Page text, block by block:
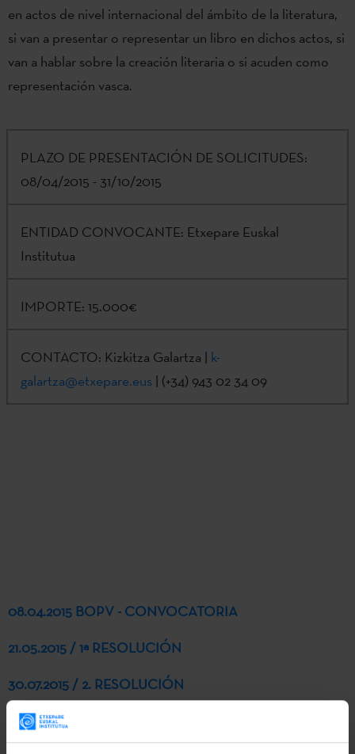
en actos de nivel internacional del ámbito de la literatura,
si van a presentar o representar un libro en dichos actos, si
van a hablar sobre la creación literaria o si acuden como
representación vasca.
PLAZO DE PRESENTACIÓN DE SOLICITUDES:
08/04/2015 - 31/10/2015
ENTIDAD CONVOCANTE: Etxepare Euskal
Institutua
IMPORTE: 15.000€
CONTACTO: Kizkitza Galartza | k-
galartza@etxepare.eus | (+34) 943 02 34 09
08.04.2015 BOPV - CONVOCATORIA
21.05.2015 / 1ª RESOLUCIÓN
30.07.2015 / 2. RESOLUCIÓN
30.09.2015 / 3ª RESOLUCIÓN